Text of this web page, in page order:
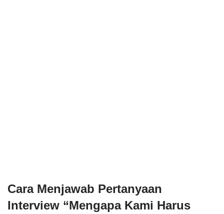
Cara Menjawab Pertanyaan
Interview “Mengapa Kami Harus